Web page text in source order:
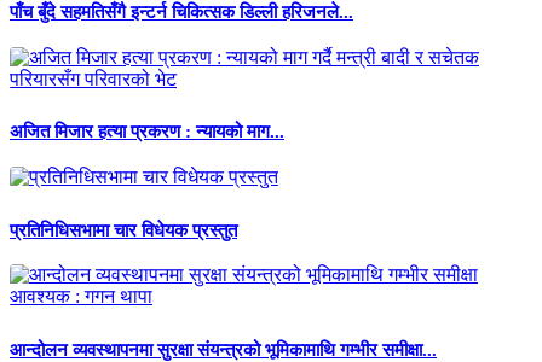
पाँच बुँदे सहमतिसँगै इन्टर्न चिकित्सक डिल्ली हरिजनले...
अजित मिजार हत्या प्रकरण : न्यायको माग...
प्रतिनिधिसभामा चार विधेयक प्रस्तुत
आन्दोलन व्यवस्थापनमा सुरक्षा संयन्त्रको भूमिकामाथि गम्भीर समीक्षा...